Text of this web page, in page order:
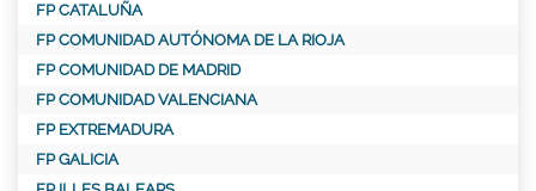
FP CATALUÑA
FP COMUNIDAD AUTÓNOMA DE LA RIOJA
FP COMUNIDAD DE MADRID
FP COMUNIDAD VALENCIANA
FP EXTREMADURA
FP GALICIA